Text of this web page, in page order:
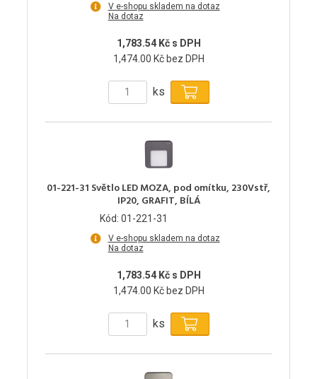
V e-shopu skladem na dotaz
Na dotaz
1,783.54 Kč s DPH
1,474.00 Kč bez DPH
ks
01-221-31 Světlo LED MOZA, pod omítku, 230Vstř,
IP20, GRAFIT, BÍLÁ
Kód: 01-221-31
V e-shopu skladem na dotaz
Na dotaz
1,783.54 Kč s DPH
1,474.00 Kč bez DPH
ks